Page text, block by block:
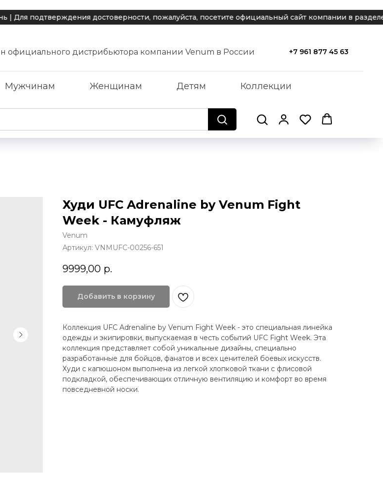
достоверности, пожалуйста, посетите официальный сайт компании в
официального дистрибьютора компании Venum в России +7 961 877 45 63
Мужчинам Женщинам Детям Коллекции
Худи UFC Adrenaline by Venum Fight
Week - Камуфляж
Venum
Артикул: VNMUFC-00256-651
9999,00 р.
Добавить в корзину
Коллекция UFC Adrenaline by Venum Fight Week - это специальная линейка
одежды и экипировки, выпускаемая в честь событий UFC Fight Week. Эта
коллекция представляет собой уникальные дизайны, специально
разработанные для бойцов, фанатов и всех ценителей боевых искусств.
Худи с капюшоном выполнена из легкой хлопковой ткани с флисовой
подкладкой, обеспечивающих отличную вентиляцию и комфорт во время
повседневной носки.